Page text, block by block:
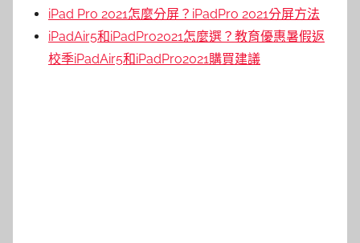
iPad Pro 2021怎麼分屏？iPadPro 2021分屏方法
iPadAir5和iPadPro2021怎麼選？教育優惠暑假返
校季iPadAir5和iPadPro2021購買建議